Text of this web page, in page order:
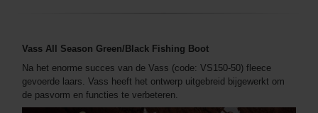
Vass All Season Green/Black Fishing Boot
Na het enorme succes van de Vass (code: VS150-50) fleece
gevoerde laars. Vass heeft het ontwerp uitgebreid bijgewerkt om
de pasvorm en functies te verbeteren.